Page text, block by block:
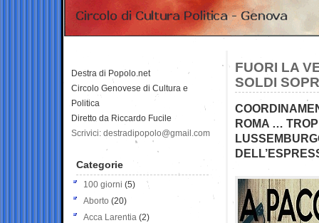
FUORI LA
SOLDI
ROMA …
Destra di Popolo.net
Circolo Genovese di Cultura e
Politica
Diretto da Riccardo Fucile
Scrivici: destradipopolo@gmail.com
Categorie
100 giorni (5)
Aborto (20)
Acca Larentia (2)